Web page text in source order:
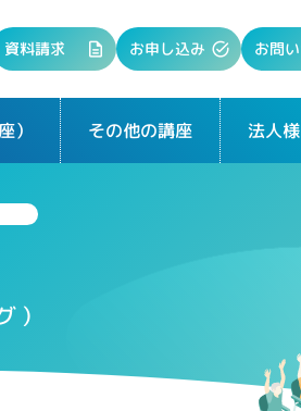
資料請求 お申し込み お問
） その他の講座 法人
）